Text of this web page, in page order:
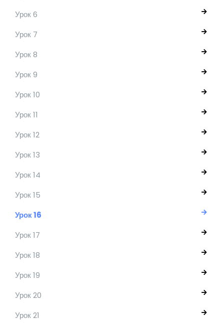
Урок 6
Урок 7
Урок 8
Урок 9
Урок 10
Урок 11
Урок 12
Урок 13
Урок 14
Урок 15
Урок 16
Урок 17
Урок 18
Урок 19
Урок 20
Урок 21